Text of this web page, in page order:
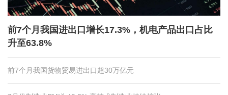
前7个月我国进出口增长17.3%，机电产品出口占比
升至63.8%
前7个月我国货物贸易进出口超30万亿元